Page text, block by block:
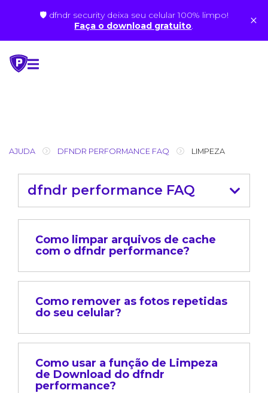
🛡 dfndr security deixa seu celular 100% limpo!
Faça o download gratuito. ×
content
AJUDA DFNDR PERFORMANCE FAQ LIMPEZA
dfndr performance FAQ
Como limpar arquivos de cache
com o dfndr performance?
Como remover as fotos repetidas
do seu celular?
Como usar a função de Limpeza
de Download do dfndr
performance?